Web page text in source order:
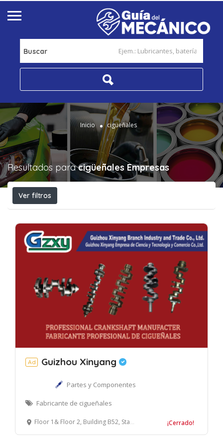
Buscar
Inicio cigüeñales
Resultados paracigüeñales Empresas
Ver filtros
Ad Guizhou Xinyang
Partes y Componentes
Fabricante de cigueñales
Floor 1& Floor 2, Building B52, Standard Building, NO.299, Zongbao Road, Guiyang Free Trade Zone, Guiyang, China 550017 ¡Cerrado!